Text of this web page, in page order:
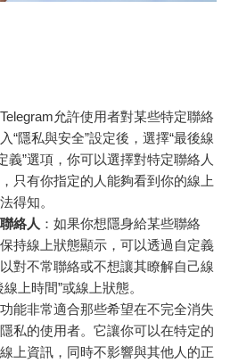
Telegram允許使用者對某些特定聯絡
“隱私與安全”設定後，選擇“最後線
義”選項，你可以選擇對特定聯絡人
只有你指定的人能夠看到你的線上
得知。
絡人 ：如果你想隱身給某些聯絡
持線上狀態顯示，可以透過自定義
對不常聯絡或不想讓其瞭解自己線
上時間”或線上狀態。
功能非常適合那些希望在不完全消失
私的使用者。它讓你可以在特定的
上資訊，同時不影響與其他人的正